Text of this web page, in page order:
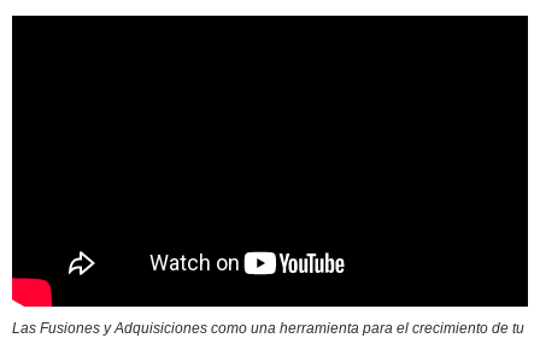
Las Fusiones y Adquisiciones como una herramienta para el crecimiento de tu